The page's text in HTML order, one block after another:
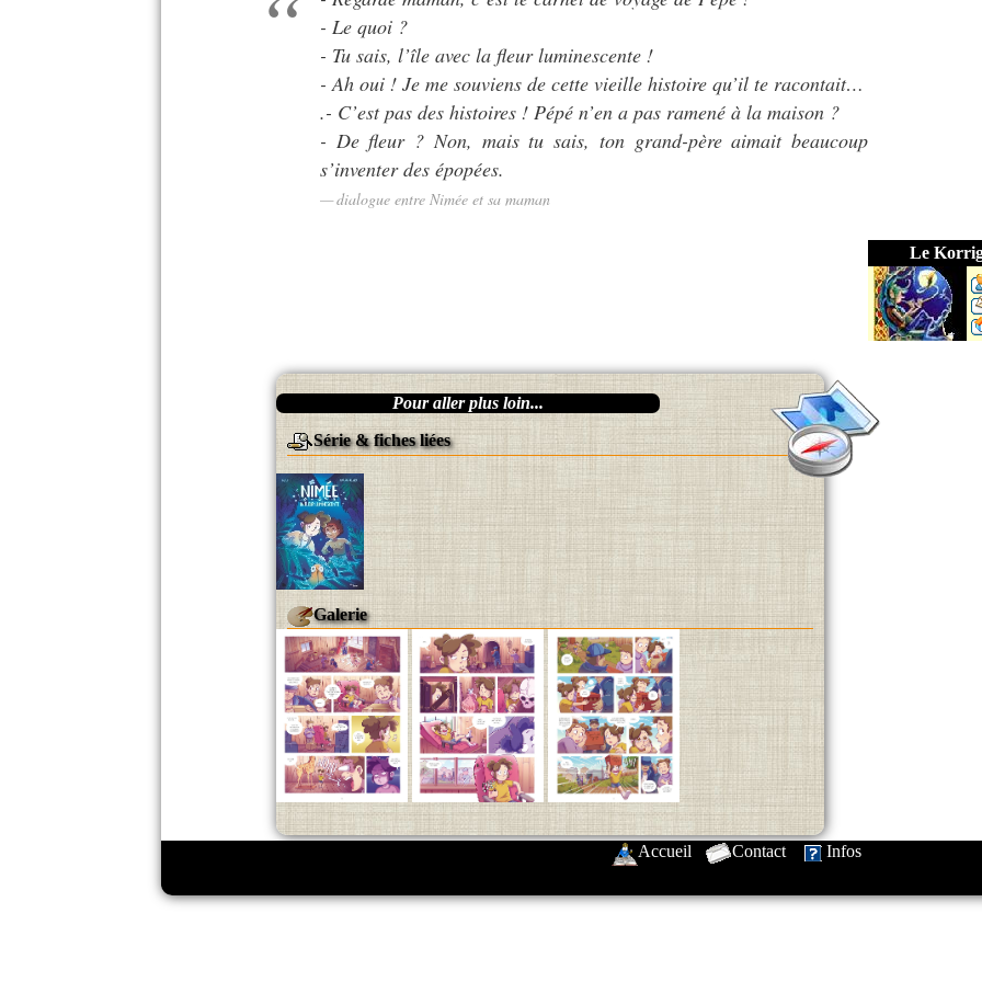
- Le quoi ?
- Tu sais, l’île avec la fleur luminescente !
- Ah oui ! Je me souviens de cette vieille histoire qu’il te racontait…
.- C’est pas des histoires ! Pépé n’en a pas ramené à la maison ?
- De fleur ? Non, mais tu sais, ton grand-père aimait beaucoup
s’inventer des épopées.
dialogue entre Nimée et sa maman
Le
Pour aller plus loin...
Série & fiches liées
Galerie
Accueil Contact Infos